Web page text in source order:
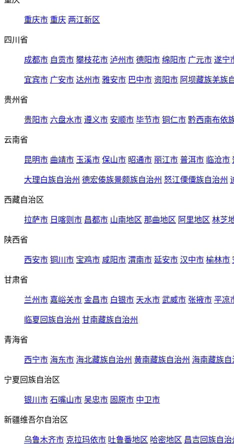
重庆市 重庆 两江新区
四川省
成都市 自贡市 攀枝花市 泸州市 德阳市 绵阳市 广元市 遂宁
宜宾市 广安市 达州市 雅安市 巴中市 资阳市 阿坝藏族羌族
贵州省
贵阳市 六盘水市 遵义市 安顺市 毕节市 铜仁市 黔西南布依
云南省
昆明市 曲靖市 玉溪市 保山市 昭通市 丽江市 普洱市 临沧市
大理白族自治州 德宏傣族景颇族自治州 怒江傈僳族自治州
西藏自治区
拉萨市 日喀则市 昌都市 山南地区 那曲地区 阿里地区 林芝
陕西省
西安市 铜川市 宝鸡市 咸阳市 渭南市 延安市 汉中市 榆林市
甘肃省
兰州市 嘉峪关市 金昌市 白银市 天水市 武威市 张掖市 平凉
临夏回族自治州 甘南藏族自治州
青海省
西宁市 海东市 海北藏族自治州 黄南藏族自治州 海南藏族自
宁夏回族自治区
银川市 石嘴山市 吴忠市 固原市 中卫市
新疆维吾尔自治区
乌鲁木齐市 克拉玛依市 吐鲁番地区 哈密地区 昌吉回族自治